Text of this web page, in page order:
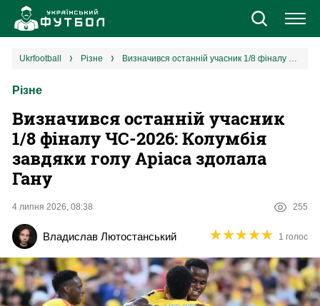
Новини
Єврокубки
УПЛ
2 ліга
Різне
ukrfootball різне Визначився останній учасник 1/8 фіналу ЧС-2026: Колумбія завдяки голу Аріаса здолала Гану
Різне
Визначився останній учасник
1/8 фіналу ЧС-2026: Колумбія
завдяки голу Аріаса здолала
Гану
4 липня 2026, 08:38 255
Владислав Лютостанський ★★★★★
★★★★★ 1 голос